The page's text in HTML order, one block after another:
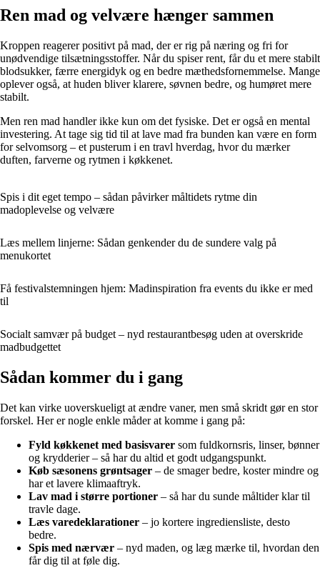
Ren mad og velvære hænger sammen
Kroppen reagerer positivt på mad, der er rig på næring og fri for
unødvendige tilsætningsstoffer. Når du spiser rent, får du et mere stabilt
blodsukker, færre energidyk og en bedre mæthedsfornemmelse. Mange
oplever også, at huden bliver klarere, søvnen bedre, og humøret mere
stabilt.
Men ren mad handler ikke kun om det fysiske. Det er også en mental
investering. At tage sig tid til at lave mad fra bunden kan være en form
for selvomsorg – et pusterum i en travl hverdag, hvor du mærker
duften, farverne og rytmen i køkkenet.
Spis i dit eget tempo – sådan påvirker måltidets rytme din
madoplevelse og velvære
Læs mellem linjerne: Sådan genkender du de sundere valg på
menukortet
Få festivalstemningen hjem: Madinspiration fra events du ikke er med
til
Socialt samvær på budget – nyd restaurantbesøg uden at overskride
madbudgettet
Sådan kommer du i gang
Det kan virke uoverskueligt at ændre vaner, men små skridt gør en stor
forskel. Her er nogle enkle måder at komme i gang på:
Fyld køkkenet med basisvarer som fuldkornsris, linser, bønner
og krydderier – så har du altid et godt udgangspunkt.
Køb sæsonens grøntsager – de smager bedre, koster mindre og
har et lavere klimaaftryk.
Lav mad i større portioner – så har du sunde måltider klar til
travle dage.
Læs varedeklarationer – jo kortere ingrediensliste, desto
bedre.
Spis med nærvær – nyd maden, og læg mærke til, hvordan den
får dig til at føle dig.